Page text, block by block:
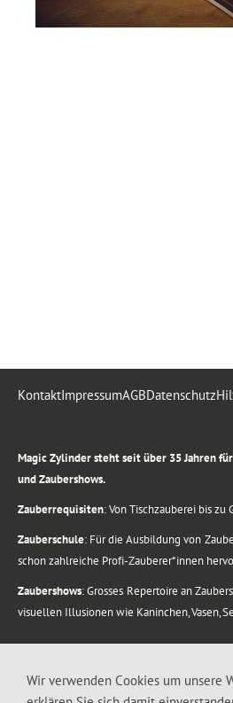
KontaktImpressumAGBDatenschutz
Magic Zylinder steht seit über 35 Jahren
und Zaubershows.
Zauberrequisiten: Von Tischzauberei bis
Zauberschule: Für die Ausbildung von
schon zahlreiche Profi-Zauberer*innen
Zaubershows: Grosses Repertoire an
visuellen Illusionen wie Kaninchen, Vasen,
.
Alle Rechte vorbehalten. © 1988-2026
Wir verwenden Cookies um unsere